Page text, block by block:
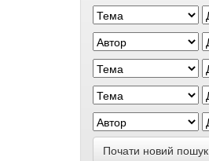
Почати новий пошук